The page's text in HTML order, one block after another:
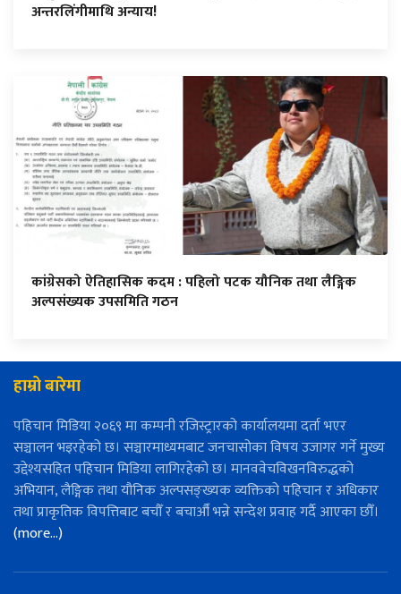
अन्तरलिंगीमाथि अन्याय!
कांग्रेसको ऐतिहासिक कदम : पहिलो पटक यौनिक तथा लैङ्गिक
अल्पसंख्यक उपसमिति गठन
हाम्रो बारेमा
पहिचान मिडिया २०६९ मा कम्पनी रजिस्ट्रारको कार्यालयमा दर्ता भएर
सञ्चालन भइरहेको छ। सञ्चारमाध्यमबाट जनचासोका विषय उजागर गर्ने मुख्य
उद्देश्यसहित पहिचान मिडिया लागिरहेको छ। मानववेचविखनविरुद्धको
अभियान, लैङ्गिक तथा यौनिक अल्पसङ्ख्यक व्यक्तिको पहिचान र अधिकार
तथा प्राकृतिक विपत्तिबाट बचौँ र बचाऔँ भन्ने सन्देश प्रवाह गर्दै आएका छौँ।
(more…)